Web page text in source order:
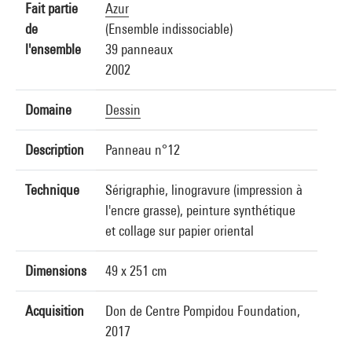
Fait partie
de
l'ensemble
Azur
(Ensemble indissociable)
39 panneaux
2002
Domaine Dessin
Description Panneau n°12
Technique
Sérigraphie, linogravure (impression à
l'encre grasse), peinture synthétique
et collage sur papier oriental
Dimensions 49 x 251 cm
Acquisition
Don de Centre Pompidou Foundation,
2017